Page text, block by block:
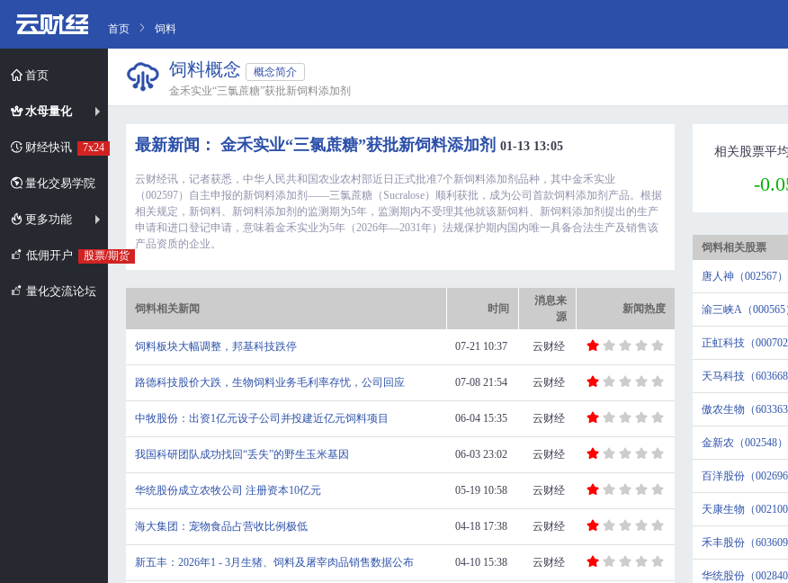
首页
水母量化
财经快讯 7x24
量化交易学院
更多功能
低佣开户 股票/期货
量化交流论坛
首页 饲料
饲料概念
概念简介
金禾实业“三氯蔗糖”获批新饲料添加剂
最新新闻： 金禾实业“三氯蔗糖”获批新饲料添加剂 01-13 13:05
云财经讯，记者获悉，中华人民共和国农业农村部近日正式批准7个新饲料添加剂品种，其中金禾实业
（002597）自主申报的新饲料添加剂——三氯蔗糖（Sucralose）顺利获批，成为公司首款饲料添加剂产品。根据
相关规定，新饲料、新饲料添加剂的监测期为5年，监测期内不受理其他就该新饲料、新饲料添加剂提出的生产
申请和进口登记申请，意味着金禾实业为5年（2026年—2031年）法规保护期内国内唯一具备合法生产及销售该
产品资质的企业。
饲料相关新闻 时间
消息来
源
新闻热度
饲料板块大幅调整，邦基科技跌停 07-21 10:37 云财经
路德科技股价大跌，生物饲料业务毛利率存忧，公司回应 07-08 21:54 云财经
中牧股份：出资1亿元设子公司并投建近亿元饲料项目 06-04 15:35 云财经
我国科研团队成功找回“丢失”的野生玉米基因 06-03 23:02 云财经
华统股份成立农牧公司 注册资本10亿元 05-19 10:58 云财经
海大集团：宠物食品占营收比例极低 04-18 17:38 云财经
新五丰：2026年1 - 3月生猪、饲料及屠宰肉品销售数据公布 04-10 15:38 云财经
相关股票平
-
饲料相关股票
唐人神（002567）
渝三峡A（000565
正虹科技（000702
天马科技（603668
傲农生物（603363
金新农（002548）
百洋股份（002696
天康生物（002100
禾丰股份（603609
华统股份（002840